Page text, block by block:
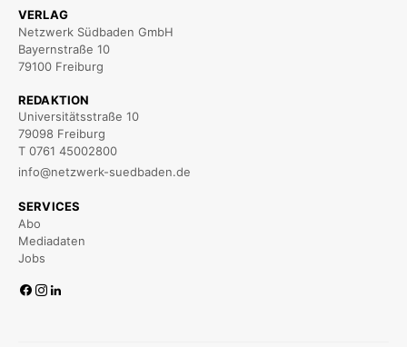
VERLAG
Netzwerk Südbaden GmbH
Bayernstraße 10
79100 Freiburg
REDAKTION
Universitätsstraße 10
79098 Freiburg
T 0761 45002800
info@netzwerk-suedbaden.de
SERVICES
Abo
Mediadaten
Jobs